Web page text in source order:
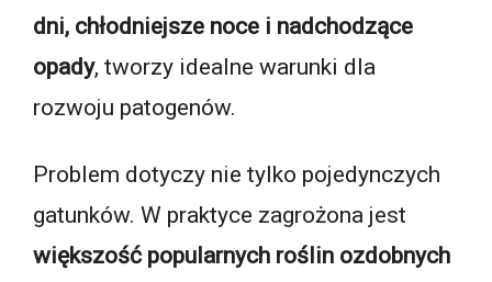
dni, chłodniejsze noce i nadchodzące
opady, tworzy idealne warunki dla
rozwoju patogenów.
Problem dotyczy nie tylko pojedynczych
gatunków. W praktyce zagrożona jest
większość popularnych roślin ozdobnych